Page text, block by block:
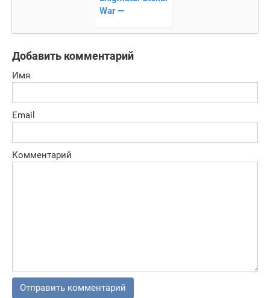
War —
сражения
Добавить комментарий
Имя
Email
Комментарий